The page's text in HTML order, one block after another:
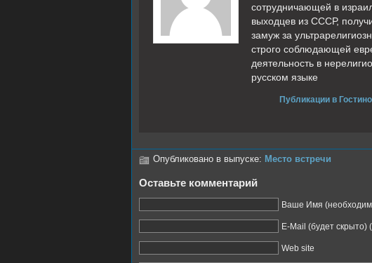
сотрудничающей в
выходцев из СССР,
замуж за
строго соблюдающей
деятельность в
русском языке
Публикации в
Опубликовано в выпуске: Место встречи
Оставьте комментарий
Ваше Имя
E-Mail (будет скрыто)
Web site